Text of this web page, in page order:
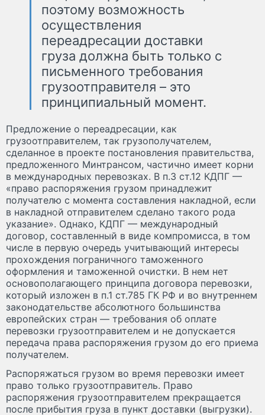
поэтому возможность
осуществления
переадресации доставки
груза должна быть только с
письменного требования
грузоотправителя – это
принципиальный момент.
Предложение о переадресации, как
грузоотправителем, так грузополучателем,
сделанное в проекте постановления правительства,
предложенного Минтрансом, частично имеет корни
в международных перевозках. В п.3 ст.12 КДПГ —
«право распоряжения грузом принадлежит
получателю с момента составления накладной, если
в накладной отправителем сделано такого рода
указание». Однако, КДПГ — международный
договор, составленный в виде компромисса, в том
числе в первую очередь учитывающий интересы
прохождения пограничного таможенного
оформления и таможенной очистки. В нем нет
основополагающего принципа договора перевозки,
который изложен в п.1 ст.785 ГК РФ и во внутреннем
законодательстве абсолютного большинства
европейских стран — требования об оплате
перевозки грузоотправителем и не допускается
передача права распоряжения грузом до его приема
получателем.
Распоряжаться грузом во время перевозки имеет
право только грузоотправитель. Право
распоряжения грузоотправителем прекращается
после прибытия груза в пункт доставки (выгрузки).